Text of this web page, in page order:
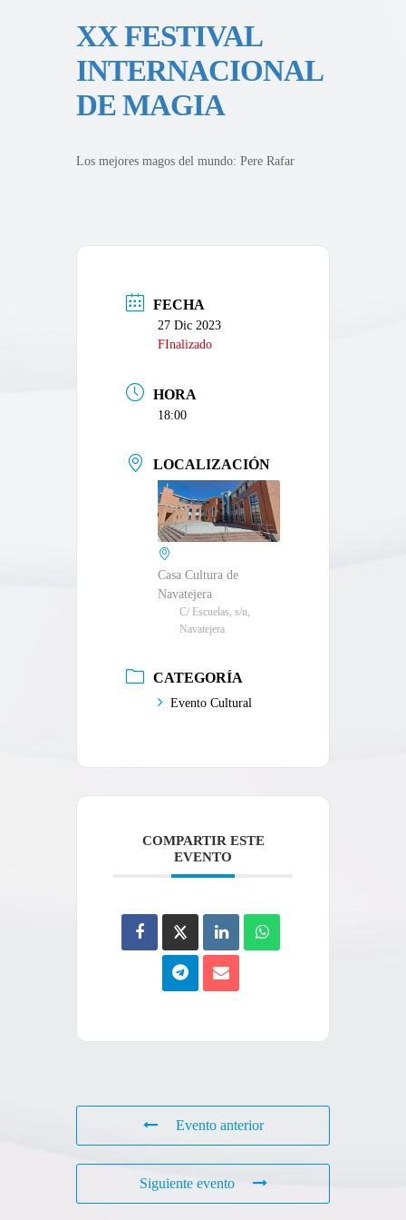
XX FESTIVAL
INTERNACIONAL
DE MAGIA
Los mejores magos del mundo: Pere Rafar
FECHA
27 Dic 2023
FInalizado
HORA
18:00
LOCALIZACIÓN
Casa Cultura de
Navatejera
C/ Escuelas, s/n,
Navatejera
CATEGORÍA
Evento Cultural
COMPARTIR ESTE
EVENTO
Evento anterior
Siguiente evento